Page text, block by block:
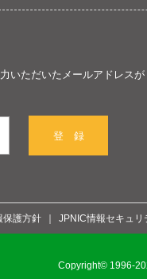
いただいたメールアドレスが
登 録
保護方針 JPNIC情報セキュ
Copyright© 1996-